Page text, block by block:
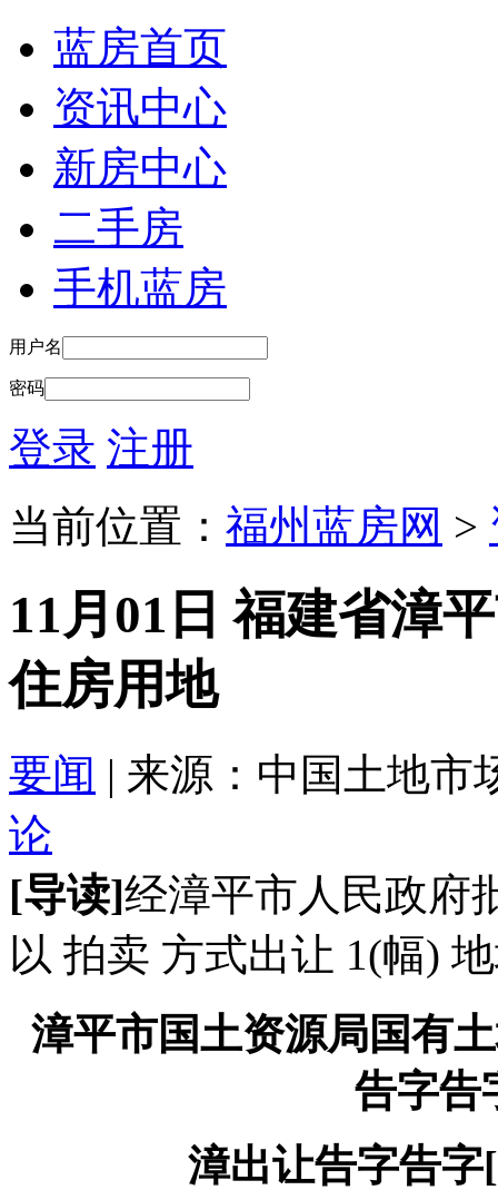
蓝房首页
资讯中心
新房中心
二手房
手机蓝房
用户名
密码
登录 注册
当前位置： 福州蓝房网 >
11月01日 福建省漳
住房用地
要闻 | 来源：中国土地市
论
[导读]经漳平市人民政府
以 拍卖 方式出让 1(幅)
漳平市国土资源局国有
告字告
漳出让告字告